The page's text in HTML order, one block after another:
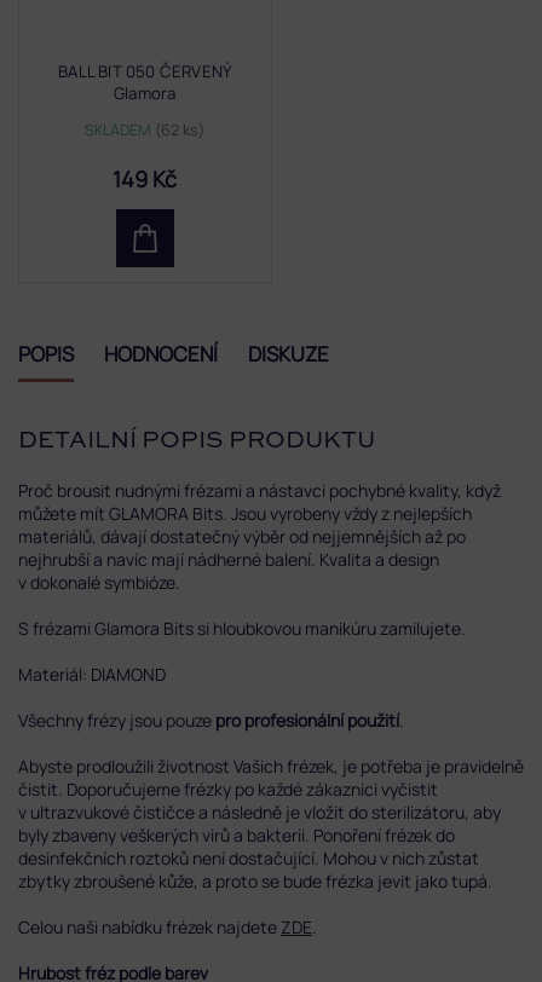
BALL BIT 050 ČERVENÝ
Glamora
SKLADEM (62 ks)
149 Kč
POPIS HODNOCENÍ DISKUZE
DETAILNÍ POPIS PRODUKTU
Proč brousit nudnými frézami a nástavci pochybné kvality, když
můžete mít GLAMORA Bits. Jsou vyrobeny vždy z nejlepších
materiálů, dávají dostatečný výběr od nejjemnějších až po
nejhrubší a navíc mají nádherné balení. Kvalita a design
v dokonalé symbióze.
S frézami Glamora Bits si hloubkovou manikúru zamilujete.
Materiál: DIAMOND
Všechny frézy jsou pouze pro profesionální použití
Abyste prodloužili životnost Vašich frézek, je potřeba je pravidelně
čistit. Doporučujeme frézky po každé zákaznici vyčistit
v ultrazvukové čističce a následně je vložit do sterilizátoru, aby
byly zbaveny veškerých virů a bakterii. Ponoření frézek do
desinfekčních roztoků není dostačující. Mohou v nich zůstat
zbytky zbroušené kůže, a proto se bude frézka jevit jako tupá.
Celou naši nabídku frézek najdete ZDE
Hrubost fréz podle barev